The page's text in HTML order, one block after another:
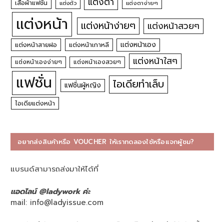
เสื้อผ้าแฟชั่น แต่งตัว แต่งตาง่ายๆ
แต่งหน้า แต่งหน้าง่ายๆ แต่งหน้าสวยๆ
แต่งหน้าสายฝอ แต่งหน้าเกาหลี แต่งหน้าเอง
แต่งหน้าเองง่ายๆ แต่งหน้าเองสวยๆ แต่งหน้าใสๆ
แฟชั่น แฟชั่นผู้หญิง ไอเดียทำเล็บ
ไอเดียแต่งหน้า
อยากส่งสินค้าหรือ VOUCHER ให้เราทดลองใช้หรือแจกผู้ชม?
แบรนด์สามารถส่งมาให้ได้ที่
แอดไลน์ @ladywork ค่ะ
mail: info@ladyissue.com